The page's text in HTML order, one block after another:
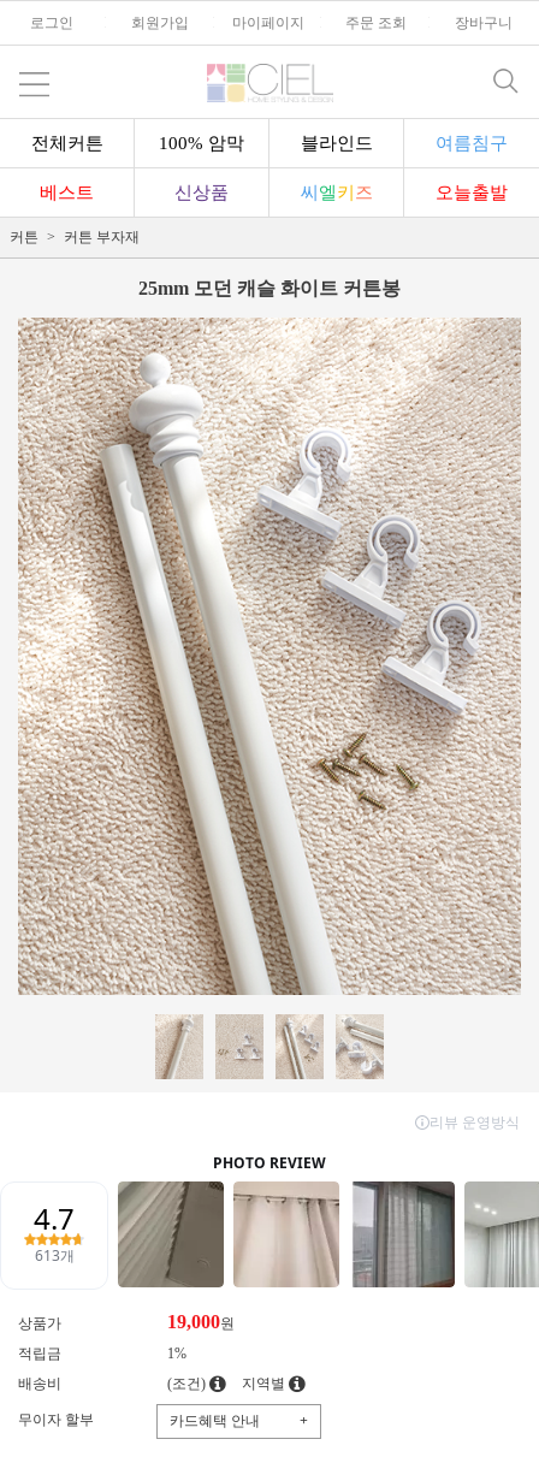
로그인 회원가입 마이페이지 주문 조회 장바구니
전체커튼 100% 암막 블라인드 여름침구
베스트 신상품 씨 엘키 즈 오늘출발
커튼 커튼 부자재
25mm 모던 캐슬 화이트 커튼봉
상품가 19,000원
적립금
1%
배송비
(조건) 지역별
무이자 할부 카드혜택 안내 +